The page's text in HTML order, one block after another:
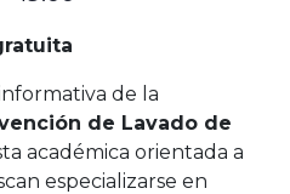
de la
de Lavado de
académica orientada a
especializarse en